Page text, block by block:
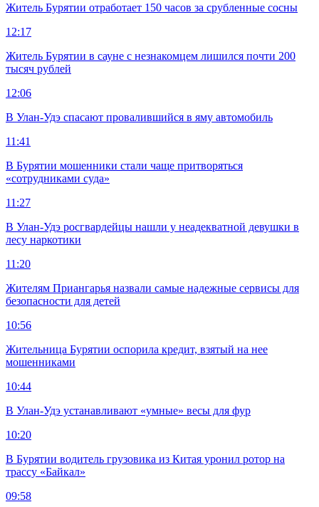
Житель Бурятии отработает 150 часов за срубленные сосны
12:17
Житель Бурятии в сауне с незнакомцем лишился почти 200
тысяч рублей
12:06
В Улан-Удэ спасают провалившийся в яму автомобиль
11:41
В Бурятии мошенники стали чаще притворяться
«сотрудниками суда»
11:27
В Улан-Удэ росгвардейцы нашли у неадекватной девушки в
лесу наркотики
11:20
Жителям Приангарья назвали самые надежные сервисы для
безопасности для детей
10:56
Жительница Бурятии оспорила кредит, взятый на нее
мошенниками
10:44
В Улан-Удэ устанавливают «умные» весы для фур
10:20
В Бурятии водитель грузовика из Китая уронил ротор на
трассу «Байкал»
09:58